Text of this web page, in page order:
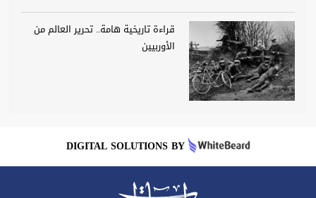
قراءة تاريخية هامة.. تحرير العالم من
الأوربيين
DIGITAL SOLUTIONS BY